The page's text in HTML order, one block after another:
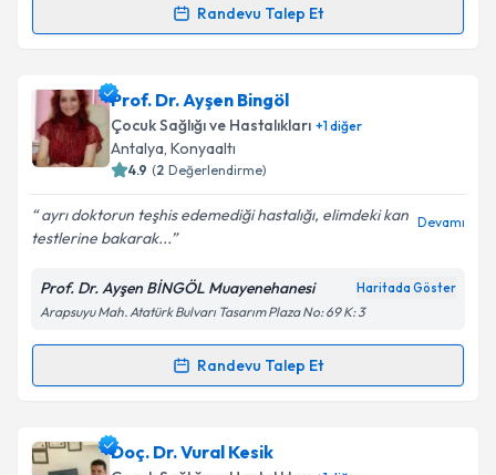
Randevu Talep Et
Randevu Takvimi Talebi
Uzm. Dr. Şehriban Yeşiloğluiçin randevu takvimi
talebi oluşturun. Size bu uzmandan randevu almanız
için bir takvim hazırlandığında e-posta ile
bilgilendireceğiz.
E-posta Adresiniz
Kişisel verilerimin işlenmesine ilişkinAydınlatma
Metni'ni okudum ve kişisel verilerimin belirtilen
kapsamda işlenmesini kabul ediyorum.
Prof. Dr. Ayşen Bingöl
Çocuk Sağlığı ve Hastalıkları +1diğer
Antalya, Konyaaltı
4.9 (2 Değerlendirme)
ayrı doktorun teşhis edemediği hastalığı, elimdeki kan
testlerine bakarak...
Devamı
Prof. Dr. Ayşen BİNGÖL Muayenehanesi Haritada Göster
Arapsuyu Mah. Atatürk Bulvarı Tasarım Plaza No: 69 K: 3
Randevu Talep Et
Randevu Takvimi Talebi
Prof. Dr. Ayşen Bingöliçin randevu takvimi talebi
Doç. Dr. Vural Kesik